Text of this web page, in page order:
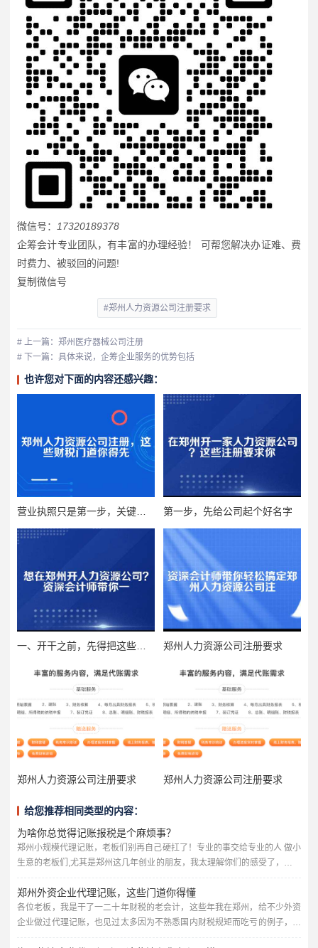
微信号：
17320189378
企筹会计专业团队，有丰富的办理经验！ 可帮您解决办证难、费
时费力、被驳回的问题!
复制微信号
#郑州人力资源公司注册要求
# 上一篇：郑州医疗器械公司注册
# 下一篇：具体来说，企筹企业服务的优势包括
也许您对下面的内容还感兴趣：
营业执照只是第一步，关键在许可证 第一步，先给公司起个好名字
郑州人力资源公司注册要求
郑州人力资源公司注册要求 郑州人力资源公司注册要求
给您推荐相同类型的内容：
为啥你总觉得记账报税是个麻烦事？
郑州小规模代理记账，老板们别再自己硬扛了！专业的事交给专业的人 做小
生意的老板们,尤其是郑州这几年创业的朋友，我太理解你们的感受了，公司
刚成立，业务刚起步，每一分钱都要花在刀刃上，一听到“代理记账”这四个
字，第一反应就是：“不就是记个账报个税嘛，我自己上心点，或者让家里亲
戚帮忙弄弄，能省点是点。” 可是，等真到了月底、季度末、年底，你就会
发现，这事儿真没那么简单。 每个月要整理一堆发票、收据，...
郑州外资企业代理记账，这些门道你得懂
各位老板，我是干了一二十年财税的老会计，这些年我在郑州，给不少外资
企业做过代理记账，也见过太多因为不熟悉国内财税规矩而吃亏的例子，今
天咱就敞开聊聊，郑州的外资企业为啥需要代理记账，这里头到底有哪些坑,